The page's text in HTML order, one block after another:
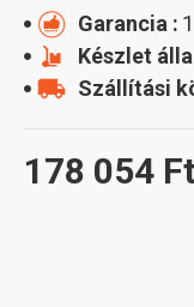
178 054
Garancia :
Készlet
Szállítási